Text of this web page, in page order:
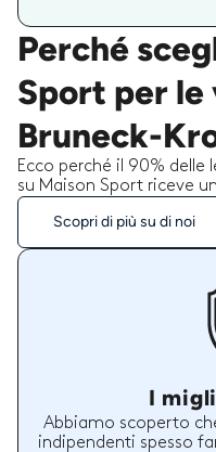
Perché
Sport per le
Bruneck-
Ecco perché il 90%
su Maison Sport riceve
Scopri di più su di noi
I
Abbiamo scoperto
indipendenti spesso